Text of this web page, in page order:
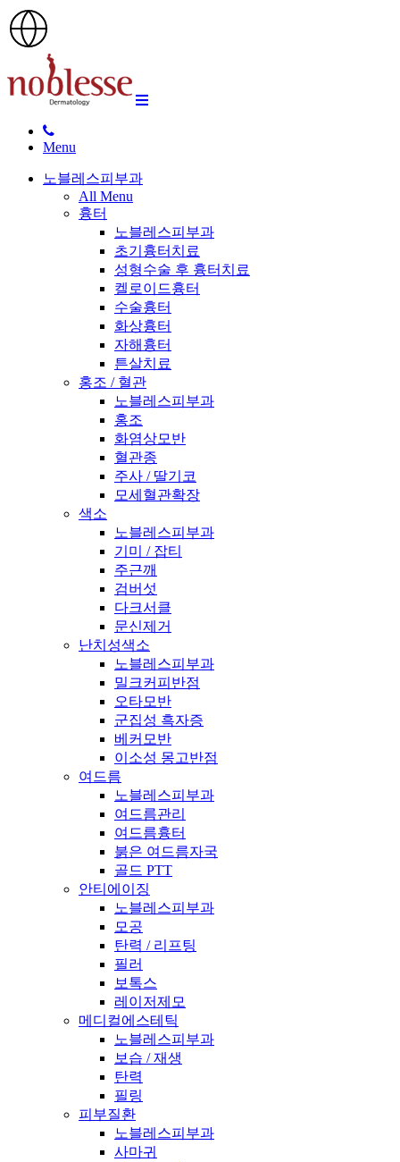
Menu
노블레스피부과
All Menu
흉터
노블레스피부과
초기흉터치료
성형수술 후 흉터치료
켈로이드흉터
수술흉터
화상흉터
자해흉터
튼살치료
홍조 / 혈관
노블레스피부과
홍조
화염상모반
혈관종
주사 / 딸기코
모세혈관확장
색소
노블레스피부과
기미 / 잡티
주근깨
검버섯
다크서클
문신제거
난치성색소
노블레스피부과
밀크커피반점
오타모반
군집성 흑자증
베커모반
이소성 몽고반점
여드름
노블레스피부과
여드름관리
여드름흉터
붉은 여드름자국
골드 PTT
안티에이징
노블레스피부과
모공
탄력 / 리프팅
필러
보톡스
레이저제모
메디컬에스테틱
노블레스피부과
보습 / 재생
탄력
필링
피부질환
노블레스피부과
사마귀